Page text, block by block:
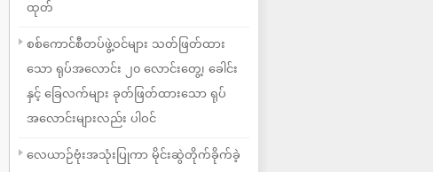
ထုတ်
စစ်ကောင်စီတပ်ဖွဲ့ဝင်များ သတ်ဖြတ်ထား
သော ရုပ်အလောင်း ၂၀ လောင်းတွေ့၊ ခေါင်း
နှင့် ခြေလက်များ ခုတ်ဖြတ်ထားသော ရုပ်
အလောင်းများလည်း ပါဝင်
လေယာဉ်ဗုံးအသုံးပြုကာ မိုင်းဆွဲတိုက်ခိုက်ခဲ့